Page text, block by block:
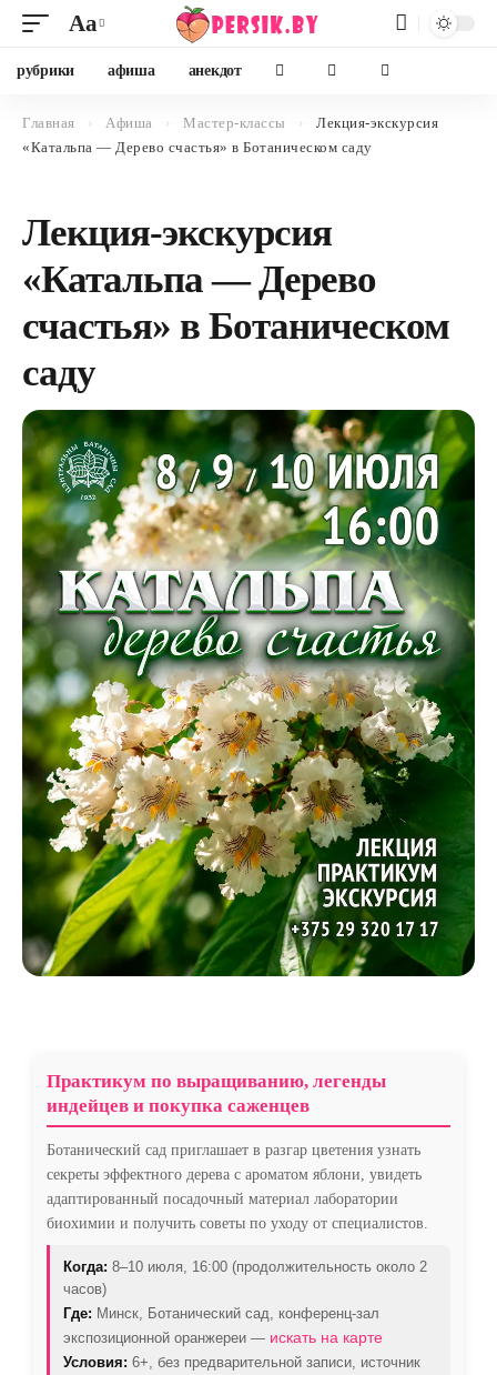
Aa
рубрики афиша анекдот
Главная › Афиша › Мастер-классы ›
Лекция-экскурсия
«Катальпа — Дерево счастья» в Ботаническом саду
Лекция-экскурсия
«Катальпа — Дерево
счастья» в Ботаническом
саду
Практикум по выращиванию, легенды
индейцев и покупка саженцев
Ботанический сад приглашает в разгар цветения узнать
секреты эффектного дерева с ароматом яблони, увидеть
адаптированный посадочный материал лаборатории
биохимии и получить советы по уходу от специалистов.
Когда: 8–10 июля, 16:00 (продолжительность около 2
часов)
Где: Минск, Ботанический сад, конференц-зал
экспозиционной оранжереи — искать на карте
Условия: 6+, без предварительной записи, источник